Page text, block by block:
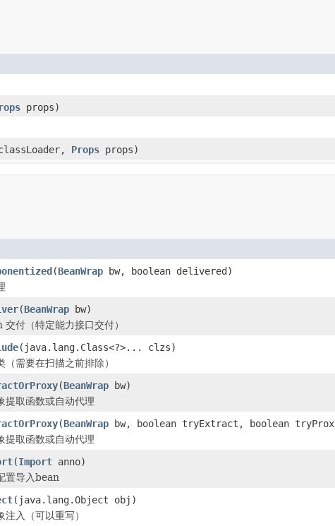
props)
Props props)
(BeanWrap bw, boolean delivered)
(BeanWrap bw)
付（特定能力接口交付）
(java.lang.Class<?>... clzs)
（需要在扫描之前排除）
(BeanWrap bw)
提取函数或自动代理
(BeanWrap bw, boolean tryExtract, boolean
提取函数或自动代理
(Import anno)
置导入bean
(java.lang.Object obj)
注入（可以重写）